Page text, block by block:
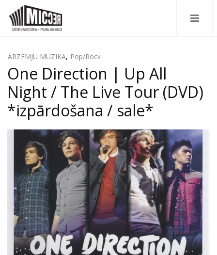
ĀRZEMJU MŪZIKA, Pop/Rock
One Direction | Up All
Night / The Live Tour (DVD)
*izpārdošana / sale*